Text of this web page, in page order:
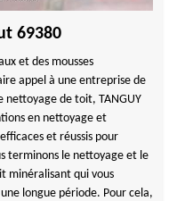
69380
et des mousses
appel à une entreprise de
nettoyage de toit, TANGUY
en nettoyage et
et réussis pour
terminons le nettoyage et le
minéralisant qui vous
longue période. Pour cela,